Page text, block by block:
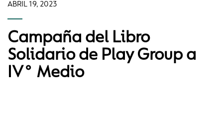
ABRIL 19, 2023
Campaña del Libro
Solidario de Play Group a
IV° Medio